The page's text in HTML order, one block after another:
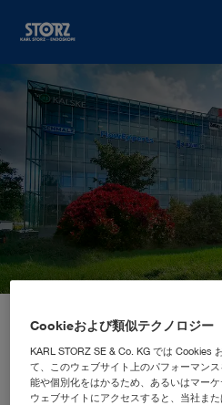
フィンランド、ヴァンター: KARL STORZ
海外販売マーケティング拠点
KARL STORZ
Oy
Cookieおよび類似テクノロジー
KARL STORZ SE & Co. KG では Cookies
て、このウェブサイト上のパフォーマン
能や個別化をはかるため、あるいはマー
ウェブサイトにアクセスすると、当社ま